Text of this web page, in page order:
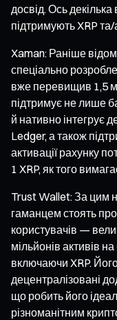
досвід. Ось
підтримують XRP
Xaman: Раніше
спеціально
вже перевищив 1,5
підтримує не лише
й нативно інтегрує
Ledger, а також
активації рахунку
1 XRP, як того
Trust Wallet: За цим
гаманцем стоять
користувачів —
мільйонів активів
включаючи XRP.
децентралізовані
що робить його
різноманітним